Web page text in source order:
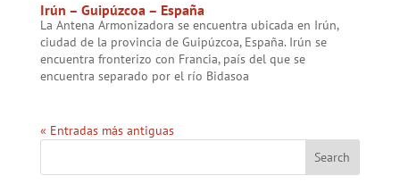
Irún – Guipúzcoa – España
La Antena Armonizadora se encuentra ubicada en Irún,
ciudad de la provincia de Guipúzcoa, España. Irún se
encuentra fronterizo con Francia, país del que se
encuentra separado por el río Bidasoa
« Entradas más antiguas